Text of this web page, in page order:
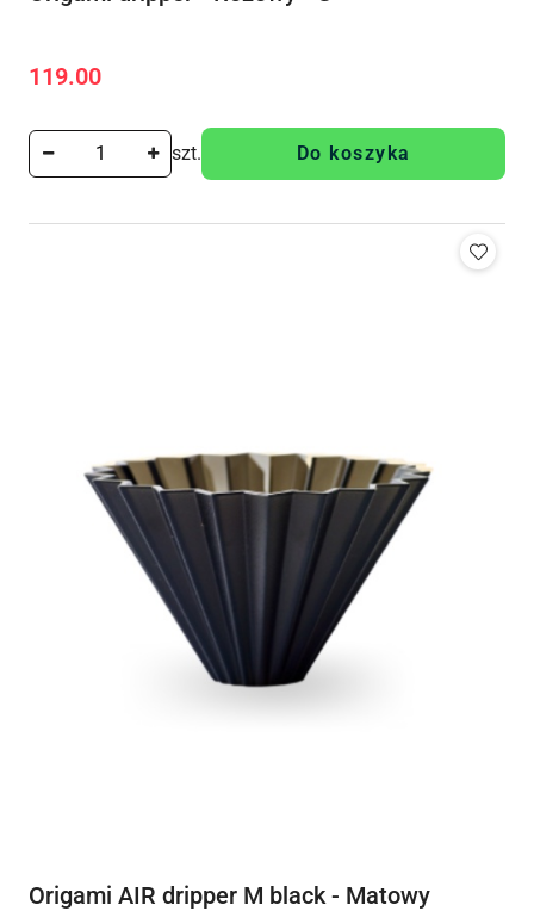
Cena:
119.00
szt. Do koszyka
Origami AIR dripper M black - Matowy